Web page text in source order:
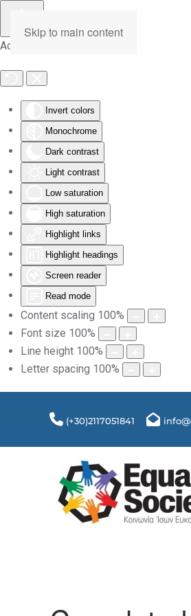
Accessibility Tools
Invert colors
Monochrome
Dark contrast
Light contrast
Low saturation
High saturation
Highlight links
Highlight headings
Screen reader
Read mode
Content scaling 100%
Font size 100%
Line height 100%
Letter spacing 100%
Skip to main content
(+30)2117051841